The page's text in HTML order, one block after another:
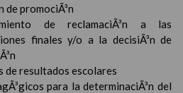
de promociÃ³n
de reclamaciÃ³n a las
finales y/o a la decisiÃ³n de
de resultados escolares
para la determinaciÃ³n del